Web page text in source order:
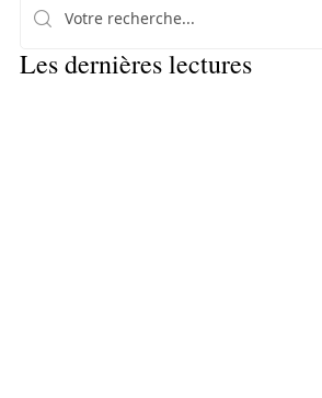
Les dernières lectures